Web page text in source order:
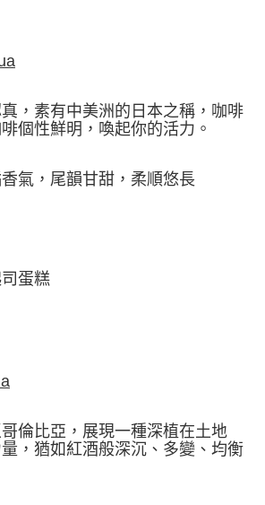
，素有中美洲的日本之稱，咖啡
個性鮮明，喚起你的活力。
氣，尾韻甘甜，柔順悠長
蛋糕
倫比亞，展現一種深植在土地
，猶如紅酒般深沉、多變、均衡